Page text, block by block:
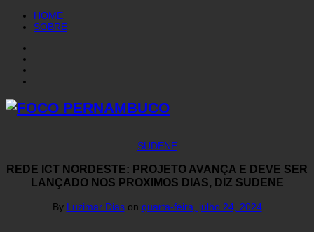
HOME
SOBRE
SUDENE
REDE ICT NORDESTE: PROJETO AVANÇA E DEVE SER
LANÇADO NOS PROXIMOS DIAS, DIZ SUDENE
By Luzimar Dias on quarta-feira, julho 24, 2024